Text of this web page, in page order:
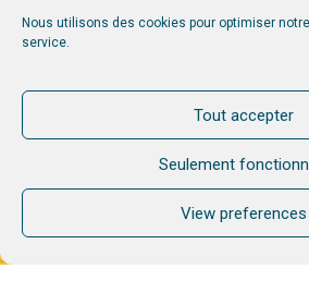
Nous utilisons des cookies pour optimiser
service.
Tout accepter
Seulement
View preferences